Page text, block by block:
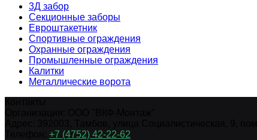
3Д забор
Секционные заборы
Евроштакетник
Спортивные ограждения
Охранные ограждения
Промышленные ограждения
Калитки
Металлические ворота
+7 (4752) 42-22-62